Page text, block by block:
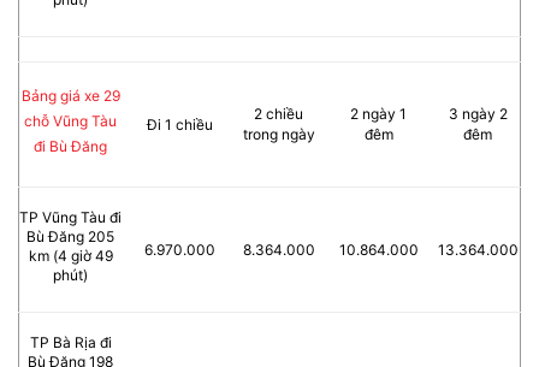
Bảng giá xe 29
chỗ Vũng Tàu
đi Bù Đăng
Đi 1 chiều
2 chiều
trong ngày
2 ngày 1
đêm
3 ngày 2
đêm
TP Vũng Tàu đi
Bù Đăng 205
km (4 giờ 49
phút)
6.970.000 8.364.000 10.864.000 13.364.000
TP Bà Rịa đi
Bù Đăng 198